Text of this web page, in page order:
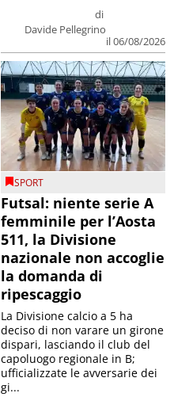
di
Davide Pellegrino
il 06/08/2026
SPORT
Futsal: niente serie A
femminile per l’Aosta
511, la Divisione
nazionale non accoglie
la domanda di
ripescaggio
La Divisione calcio a 5 ha
deciso di non varare un girone
dispari, lasciando il club del
capoluogo regionale in B;
ufficializzate le avversarie dei
gi...